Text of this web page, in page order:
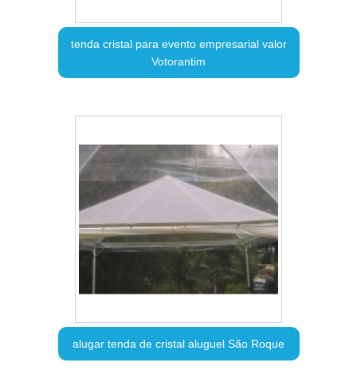
tenda cristal para evento empresarial valor
Votorantim
alugar tenda de cristal aluguel São Roque